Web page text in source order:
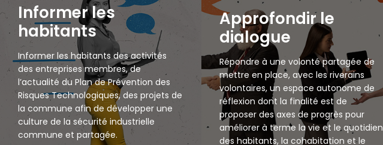
Informer les
habitants
Informer les habitants des activités
des entreprises membres, de
l’actualité du Plan de Prévention des
Risques Technologiques, des projets de
la commune afin de développer une
culture de la sécurité industrielle
commune et partagée.
Approfondir le
dialogue
Répondre à une volonté partagée de
mettre en place, avec les riverains
volontaires, un espace autonome de
réflexion dont la finalité est de
proposer des axes de progrès pour
améliorer à terme la vie et le quotidien
des habitants, la cohabitation et le